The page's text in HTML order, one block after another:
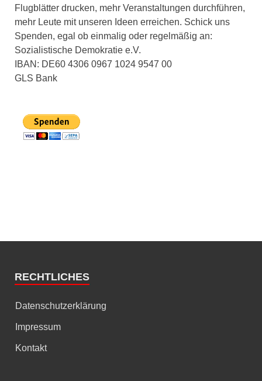
Flugblätter drucken, mehr Veranstaltungen durchführen,
mehr Leute mit unseren Ideen erreichen. Schick uns
Spenden, egal ob einmalig oder regelmäßig an:
Sozialistische Demokratie e.V.
IBAN: DE60 4306 0967 1024 9547 00
GLS Bank
RECHTLICHES
Datenschutzerklärung
Impressum
Kontakt